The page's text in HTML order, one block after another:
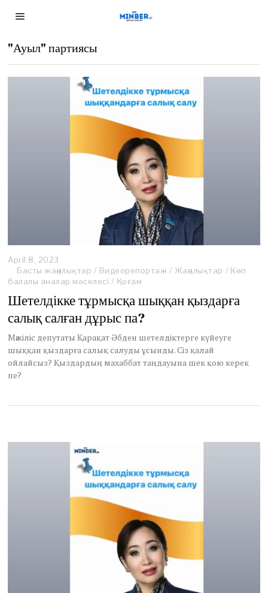
"Ауыл" партиясы
April 8, 2023
p
r
l
8
,
2
2
3
Басты жаңалықтар / Видеорепортаж / Жаңалықтар / Көп
балалы аналар мәселесі / Қоғам
Шетелдікке тұрмысқа шыққан қыздарға
салық салған дұрыс па?
Мәжіліс депутаты Қарақат Әбден шетелдіктерге күйеуге
шыққан қыздарға салық салуды ұсынды. Сіз қалай
ойлайсыз? Қыздардың махаббат таңдауына шек қою керек
пе?